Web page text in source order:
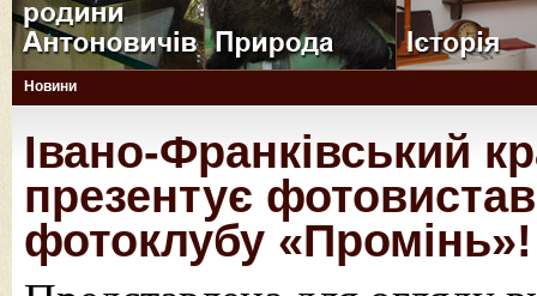
Новини
Івано-Франківський
презентує
фотоклубу «Промінь»!